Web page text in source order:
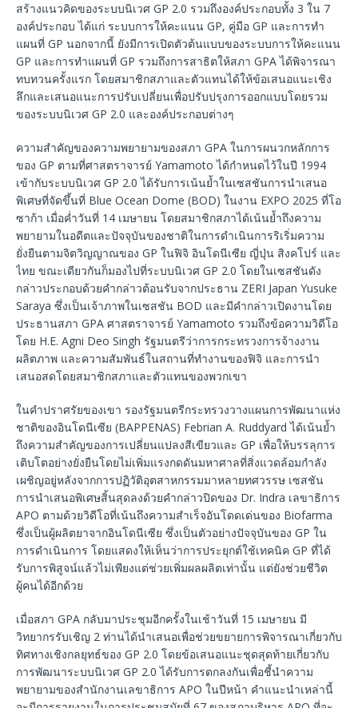
สร้างแนวคิดของระบบนิเวศ GP 2.0 รวมถึงองค์ประกอบทั้ง 3 ใน 7
องค์ประกอบ ได้แก่ ระบบการให้คะแนน GP, คู่มือ GP และการทำ
แผนที่ GP นอกจากนี้ ยังมีการเปิดตัวต้นแบบของระบบการให้คะแนน
GP และการทำแผนที่ GP รวมถึงการสาธิตให้สภา GPA ได้พิจารณา
ทบทวนครั้งแรก โดยสมาชิกสภาและตัวแทนได้ให้ข้อเสนอแนะเชิง
ลึกและเสนอแนะการปรับเปลี่ยนเพื่อปรับปรุงการออกแบบโดยรวม
ของระบบนิเวศ GP 2.0 และองค์ประกอบต่างๆ
ความสำคัญของความพยายามของสภา GPA ในการผนวกหลักการ
ของ GP ตามที่ศาสตราจารย์ Yamamoto ได้กำหนดไว้ในปี 1994
เข้ากับระบบนิเวศ GP 2.0 ได้รับการเน้นย้ำในเซสชันการนำเสนอ
พิเศษที่จัดขึ้นที่ Blue Ocean Dome (BOD) ในงาน EXPO 2025 ที่โอ
ซาก้า เมื่อค่ำวันที่ 14 เมษายน โดยสมาชิกสภาได้เน้นย้ำถึงความ
พยายามในอดีตและปัจจุบันของชาติในการดำเนินการริเริ่มความ
ยั่งยืนตามจิตวิญญาณของ GP ในฟิจิ อินโดนีเซีย ญี่ปุ่น สิงคโปร์ และ
ไทย ขณะเดียวกันก็มองไปที่ระบบนิเวศ GP 2.0 โดยในเซสชันดัง
กล่าวประกอบด้วยคำกล่าวต้อนรับจากประธาน ZERI Japan Yusuke
Saraya ซึ่งเป็นเจ้าภาพในเซสชัน BOD และมีคำกล่าวเปิดงานโดย
ประธานสภา GPA ศาสตราจารย์ Yamamoto รวมถึงข้อความวิดีโอ
โดย H.E. Agni Deo Singh รัฐมนตรีว่าการกระทรวงการจ้างงาน
ผลิตภาพ และความสัมพันธ์ในสถานที่ทำงานของฟิจิ และการนำ
เสนอสดโดยสมาชิกสภาและตัวแทนของพวกเขา
ในคำปราศรัยของเขา รองรัฐมนตรีกระทรวงวางแผนการพัฒนาแห่ง
ชาติของอินโดนีเซีย (BAPPENAS) Febrian A. Ruddyard ได้เน้นย้ำ
ถึงความสำคัญของการเปลี่ยนแปลงสีเขียวและ GP เพื่อให้บรรลุการ
เติบโตอย่างยั่งยืนโดยไม่เพิ่มแรงกดดันมหาศาลที่สิ่งแวดล้อมกำลัง
เผชิญอยู่หลังจากการปฏิวัติอุตสาหกรรมมาหลายทศวรรษ เซสชัน
การนำเสนอพิเศษสิ้นสุดลงด้วยคำกล่าวปิดของ Dr. Indra เลขาธิการ
APO ตามด้วยวิดีโอที่เน้นถึงความสำเร็จอันโดดเด่นของ Biofarma
ซึ่งเป็นผู้ผลิตยาจากอินโดนีเซีย ซึ่งเป็นตัวอย่างปัจจุบันของ GP ใน
การดำเนินการ โดยแสดงให้เห็นว่าการประยุกต์ใช้เทคนิค GP ที่ได้
รับการพิสูจน์แล้วไม่เพียงแต่ช่วยเพิ่มผลผลิตเท่านั้น แต่ยังช่วยชีวิต
ผู้คนได้อีกด้วย
เมื่อสภา GPA กลับมาประชุมอีกครั้งในเช้าวันที่ 15 เมษายน มี
วิทยากรรับเชิญ 2 ท่านได้นำเสนอเพื่อช่วยขยายการพิจารณาเกี่ยวกับ
ทิศทางเชิงกลยุทธ์ของ GP 2.0 โดยข้อเสนอแนะชุดสุดท้ายเกี่ยวกับ
การพัฒนาระบบนิเวศ GP 2.0 ได้รับการตกลงกันเพื่อชี้นำความ
พยายามของสำนักงานเลขาธิการ APO ในปีหน้า คำแนะนำเหล่านี้